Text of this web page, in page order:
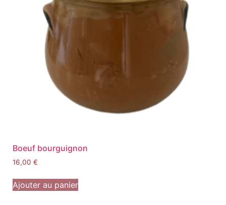
Boeuf bourguignon
16,00 €
Ajouter au panier